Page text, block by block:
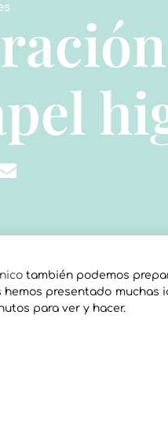
también podemos
presentado muchas
para ver y hacer.